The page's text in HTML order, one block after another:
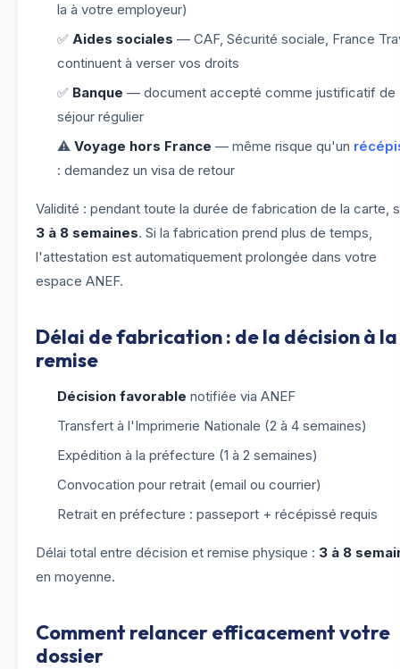
la à votre employeur)
✅ Aides sociales — CAF, Sécurité sociale, France
continuent à verser vos droits
✅ Banque — document accepté comme justificatif de
séjour régulier
⚠️ Voyage hors France — même risque qu'un
: demandez un visa de retour
Validité : pendant toute la durée de fabrication de la carte,
3 à 8 semaines. Si la fabrication prend plus de temps,
l'attestation est automatiquement prolongée dans votre
espace ANEF.
Délai de fabrication : de la décision à la
remise
Décision favorable notifiée via ANEF
Transfert à l'Imprimerie Nationale (2 à 4 semaines)
Expédition à la préfecture (1 à 2 semaines)
Convocation pour retrait (email ou courrier)
Retrait en préfecture : passeport + récépissé requis
Délai total entre décision et remise physique : 3 à 8
en moyenne.
Comment relancer efficacement votre
dossier